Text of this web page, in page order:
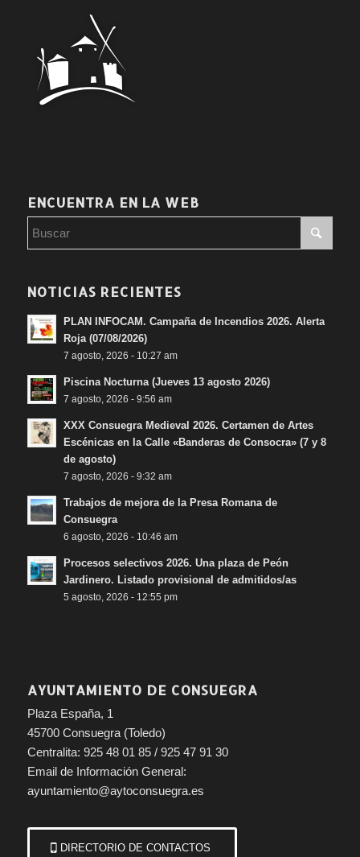
ENCUENTRA EN LA WEB
NOTICIAS RECIENTES
PLAN INFOCAM. Campaña de Incendios 2026. Alerta
Roja (07/08/2026)
7 agosto, 2026 - 10:27 am
Piscina Nocturna (Jueves 13 agosto 2026)
7 agosto, 2026 - 9:56 am
XXX Consuegra Medieval 2026. Certamen de Artes
Escénicas en la Calle «Banderas de Consocra» (7 y 8
de agosto)
7 agosto, 2026 - 9:32 am
Trabajos de mejora de la Presa Romana de
Consuegra
6 agosto, 2026 - 10:46 am
Procesos selectivos 2026. Una plaza de Peón
Jardinero. Listado provisional de admitidos/as
5 agosto, 2026 - 12:55 pm
AYUNTAMIENTO DE CONSUEGRA
Plaza España, 1
45700 Consuegra (Toledo)
Centralita: 925 48 01 85 / 925 47 91 30
Email de Información General:
ayuntamiento@aytoconsuegra.es
DIRECTORIO DE CONTACTOS